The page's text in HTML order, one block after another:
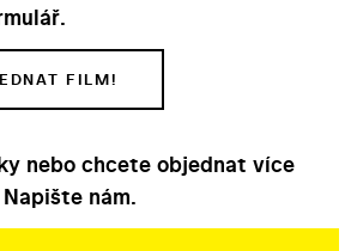
FILM!
nebo chcete objednat více
nám.